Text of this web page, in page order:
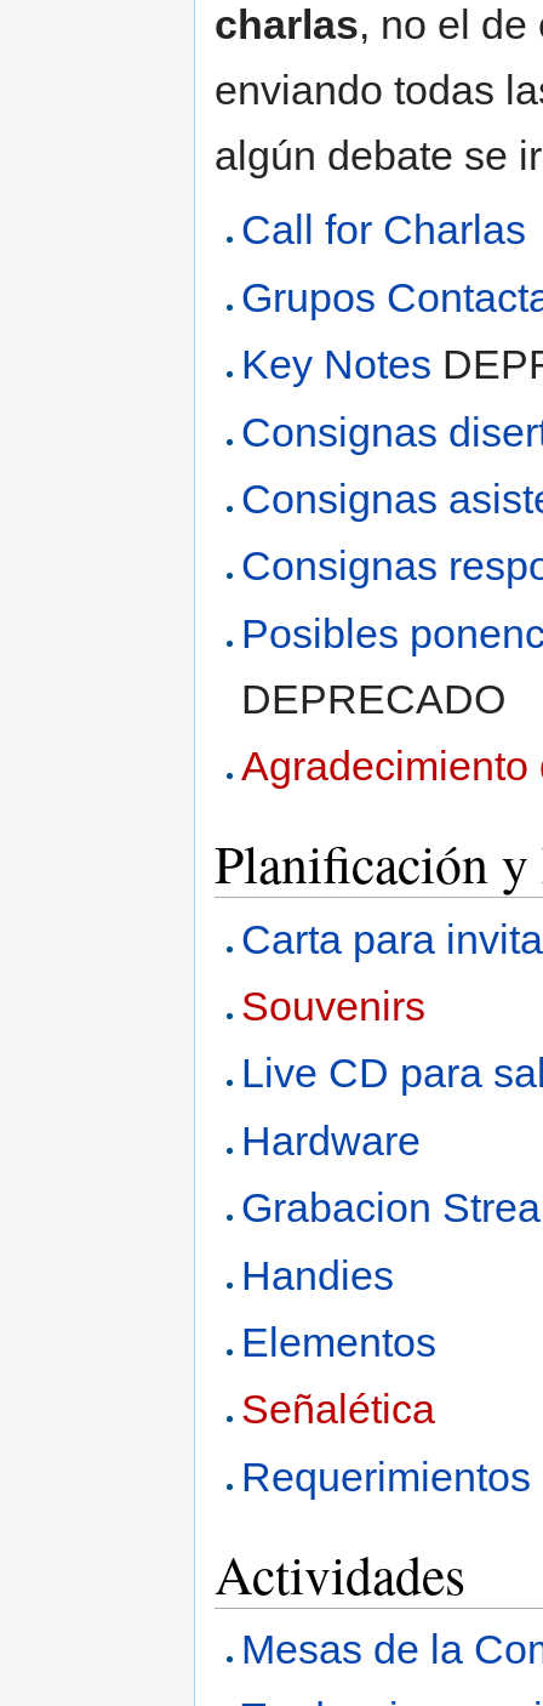
charlas, no el de
enviando todas
algún debate se
Call for Charlas
Grupos
Key Notes
Consignas
Consignas
Consignas
Posibles
DEPRECADO
Agradecimiento
Planificación
Carta para
Souvenirs
Live CD para
Hardware
Grabacion
Handies
Elementos
Señalética
Actividades
Mesas de la